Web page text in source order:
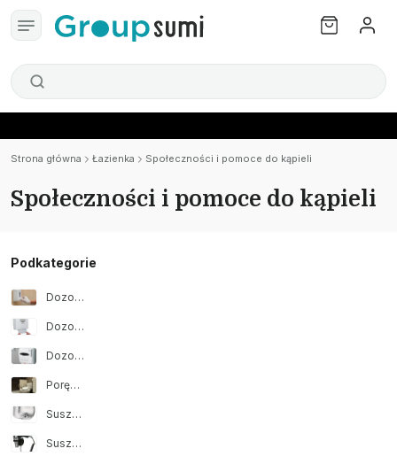
Strona główna Łazienka Społeczności i pomoce do kąpieli
Społeczności i pomoce do kąpieli
Podkategorie
Dozownik mydła
Dozownik papieru do suszenia rąk
Dozownik papieru toaletowego
Poręcze łazienkowe
Suszarka do rąk
Suszarka do włosów